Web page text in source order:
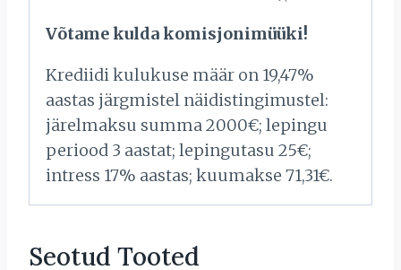
Võtame kulda komisjonimüüki!
Krediidi kulukuse määr on 19,47%
aastas järgmistel näidistingimustel:
järelmaksu summa 2000€; lepingu
periood 3 aastat; lepingutasu 25€;
intress 17% aastas; kuumakse 71,31€.
Seotud Tooted